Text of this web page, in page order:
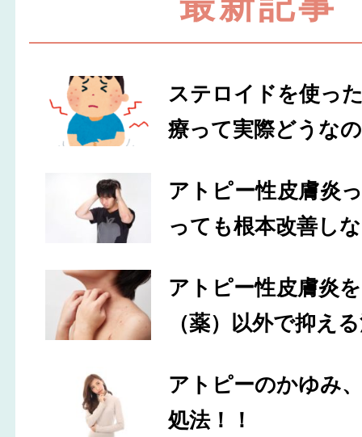
ステロイドを使っ
療って実際どうな
アトピー性皮膚炎
っても根本改善し
アトピー性皮膚炎
（薬）以外で抑え
アトピーのかゆみ
処法！！